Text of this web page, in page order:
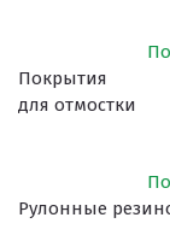
Покрытия
для отмостки
Рулонные